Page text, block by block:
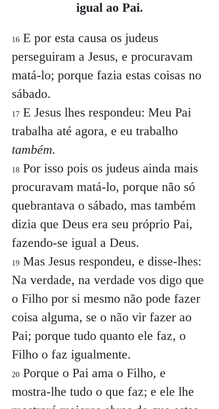
igual ao Pai.
16 E por esta causa os judeus
perseguiram a Jesus, e procuravam
matá-lo; porque fazia estas coisas no
sábado.
17 E Jesus lhes respondeu: Meu Pai
trabalha até agora, e eu trabalho
também.
18 Por isso pois os judeus ainda mais
procuravam matá-lo, porque não só
quebrantava o sábado, mas também
dizia que Deus era seu próprio Pai,
fazendo-se igual a Deus.
19 Mas Jesus respondeu, e disse-lhes:
Na verdade, na verdade vos digo que
o Filho por si mesmo não pode fazer
coisa alguma, se o não vir fazer ao
Pai; porque tudo quanto ele faz, o
Filho o faz igualmente.
20 Porque o Pai ama o Filho, e
mostra-lhe tudo o que faz; e ele lhe